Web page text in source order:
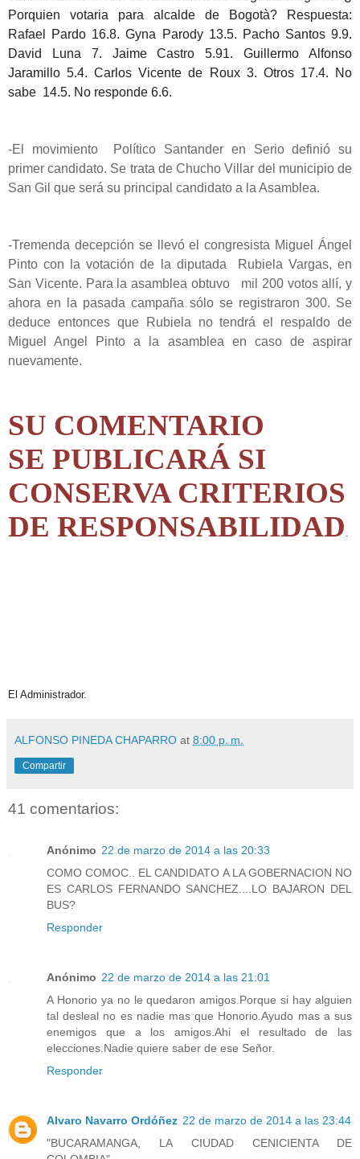
Porquien votaria para alcalde de Bogotà? Respuesta:
Rafael Pardo 16.8. Gyna Parody 13.5. Pacho Santos 9.9.
David Luna 7. Jaime Castro 5.91. Guillermo Alfonso
Jaramillo 5.4. Carlos Vicente de Roux 3. Otros 17.4. No
sabe 14.5. No responde 6.6.
-El movimiento Político Santander en Serio definió su
primer candidato. Se trata de Chucho Villar del municipio de
San Gil que será su principal candidato a la Asamblea.
-Tremenda decepción se llevó el congresista Miguel Ángel
Pinto con la votación de la diputada Rubiela Vargas, en
San Vicente. Para la asamblea obtuvo mil 200 votos allí, y
ahora en la pasada campaña sólo se registraron 300. Se
deduce entonces que Rubiela no tendrá el respaldo de
Miguel Angel Pinto a la asamblea en caso de aspirar
nuevamente.
SU COMENTARIO
SE PUBLICARÁ SI
CONSERVA CRITERIOS
DE RESPONSABILIDAD
El Administrador.
ALFONSO PINEDA CHAPARRO at 8:00 p. m.
Compartir
41 comentarios:
Anónimo 22 de marzo de 2014 a las 20:33
COMO COMOC.. EL CANDIDATO A LA GOBERNACION NO
ES CARLOS FERNANDO SANCHEZ....LO BAJARON DEL
BUS?
Responder
Anónimo 22 de marzo de 2014 a las 21:01
A Honorio ya no le quedaron amigos.Porque si hay alguien
tal desleal no es nadie mas que Honorio.Ayudo mas a sus
enemigos que a los amigos.Ahi el resultado de las
elecciones.Nadie quiere saber de ese Señor.
Responder
Alvaro Navarro Ordóñez 22 de marzo de 2014 a las 23:44
"BUCARAMANGA, LA CIUDAD CENICIENTA DE